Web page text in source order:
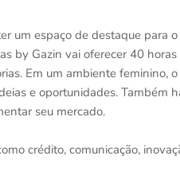
um espaço de destaque para
by Gazin vai oferecer 40
Em um ambiente feminino,
e oportunidades. Também
seu mercado.
crédito, comunicação,